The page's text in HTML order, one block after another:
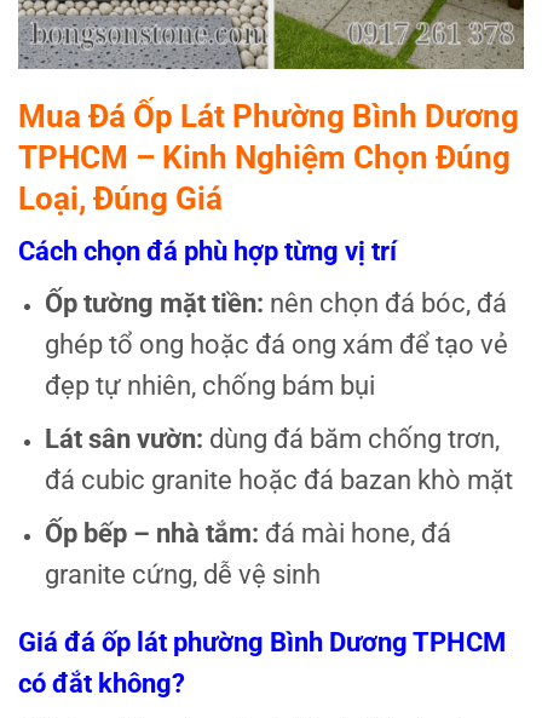
Mua Đá Ốp Lát Phường Bình Dương
TPHCM – Kinh Nghiệm Chọn Đúng
Loại, Đúng Giá
Cách chọn đá phù hợp từng vị trí
Ốp tường mặt tiền: nên chọn đá bóc, đá
ghép tổ ong hoặc đá ong xám để tạo vẻ
đẹp tự nhiên, chống bám bụi
Lát sân vườn: dùng đá băm chống trơn,
đá cubic granite hoặc đá bazan khò mặt
Ốp bếp – nhà tắm: đá mài hone, đá
granite cứng, dễ vệ sinh
Giá đá ốp lát phường Bình Dương TPHCM
có đắt không?